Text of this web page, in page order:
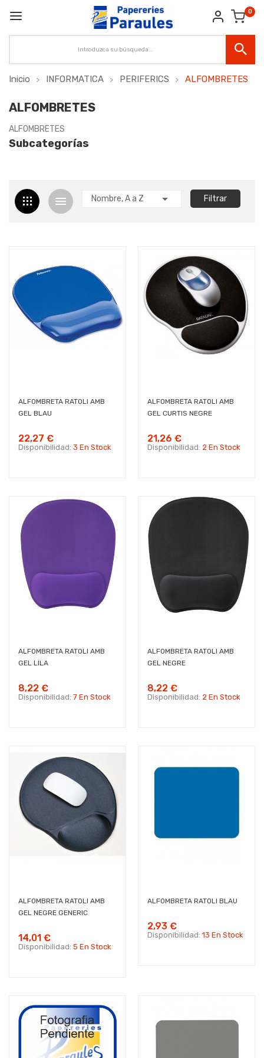
0
Inicio INFORMATICA PERIFERICS ALFOMBRETES
ALFOMBRETES
ALFOMBRETES
Subcategorías
Nombre, A a Z  Filtrar
ALFOMBRETA RATOLI AMB
GEL BLAU
22,27 €
Disponibilidad: 3 En Stock
ALFOMBRETA RATOLI AMB
GEL CURTIS NEGRE
21,26 €
Disponibilidad: 2 En Stock
ALFOMBRETA RATOLI AMB
GEL LILA
8,22 €
Disponibilidad: 7 En Stock
ALFOMBRETA RATOLI AMB
GEL NEGRE
8,22 €
Disponibilidad: 2 En Stock
ALFOMBRETA RATOLI AMB
GEL NEGRE GENERIC
14,01 €
Disponibilidad: 5 En Stock
ALFOMBRETA RATOLI BLAU
2,93 €
Disponibilidad: 13 En Stock